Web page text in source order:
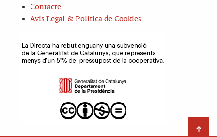
Contacte
Avis Legal & Política de Cookies